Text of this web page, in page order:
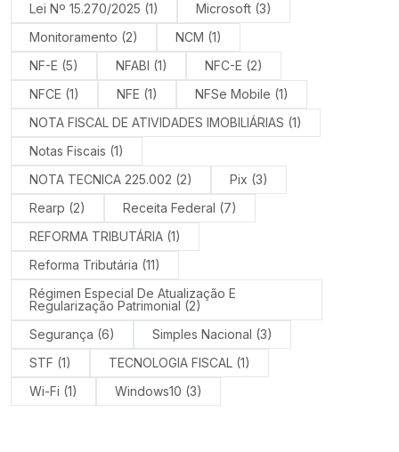
Lei Nº 15.270/2025 (1) Microsoft (3)
Monitoramento (2) NCM (1)
NF-E (5) NFABI (1) NFC-E (2)
NFCE (1) NFE (1) NFSe Mobile (1)
NOTA FISCAL DE ATIVIDADES IMOBILIÁRIAS (1)
Notas Fiscais (1)
NOTA TECNICA 225.002 (2) Pix (3)
Rearp (2) Receita Federal (7)
REFORMA TRIBUTÁRIA (1)
Reforma Tributária (11)
Régimen Especial De Atualização E
Regularização Patrimonial (2)
Segurança (6) Simples Nacional (3)
STF (1) TECNOLOGIA FISCAL (1)
Wi-Fi (1) Windows10 (3)